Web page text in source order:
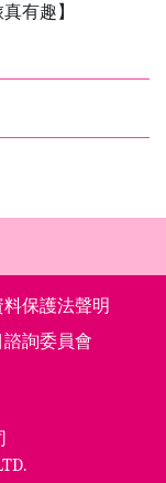
有趣】
保護法聲明
諮詢委員會